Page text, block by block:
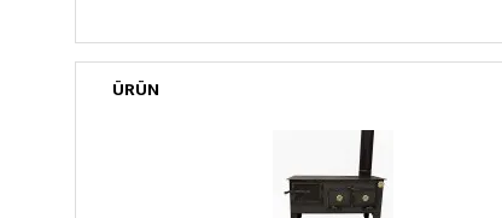
ÜRÜN